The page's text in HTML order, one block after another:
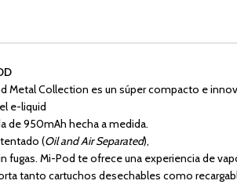
Metal Collection es un súper compacto e
e-liquid
de 950mAh hecha a medida.
(Oil and Air Separated),
fugas. Mi-Pod te ofrece una experiencia de
tanto cartuchos desechables como